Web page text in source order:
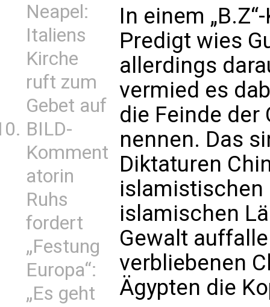
Neapel:
Italiens
Kirche
ruft zum
Gebet auf
BILD-
Komment
atorin
Ruhs
fordert
„Festung
Europa“:
„Es geht
In einem
Predigt wies
allerdings
vermied es
die Feinde der
nennen. Das
Diktaturen
islamistischen
islamischen
Gewalt
verbliebenen
Ägypten die